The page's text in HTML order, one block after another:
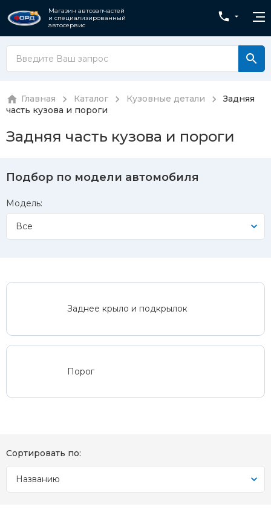
Магазин автозапчастей
и специализированный
автосервис
Главная Каталог Кузовные детали
Задняя
часть кузова и пороги
Задняя часть кузова и пороги
Подбор по модели автомобиля
Модель:
Все
Заднее крыло и подкрылок
Порог
Сортировать по:
Названию